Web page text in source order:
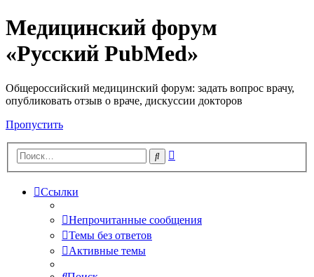
Медицинский форум
«Русский PubMed»
Общероссийский медицинский форум: задать вопрос врачу,
опубликовать отзыв о враче, дискуссии докторов
Пропустить
Поиск
Ссылки
Непрочитанные сообщения
Темы без ответов
Активные темы